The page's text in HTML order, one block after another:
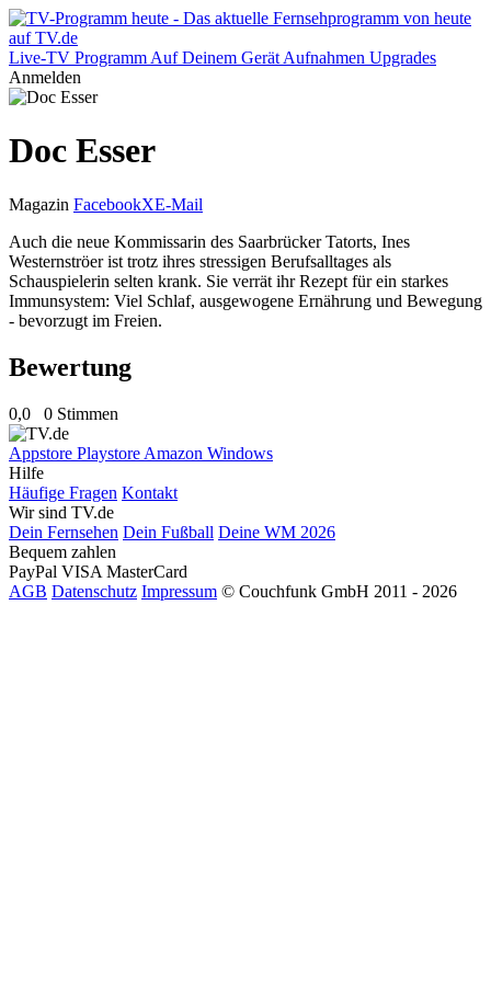
Live-TV Programm Auf Deinem Gerät Aufnahmen Upgrades
Anmelden
Doc Esser
Magazin FacebookXE-Mail
Auch die neue Kommissarin des Saarbrücker Tatorts, Ines
Westernströer ist trotz ihres stressigen Berufsalltages als
Schauspielerin selten krank. Sie verrät ihr Rezept für ein starkes
Immunsystem: Viel Schlaf, ausgewogene Ernährung und Bewegung
- bevorzugt im Freien.
Bewertung
0,0 0 Stimmen
Appstore Playstore Amazon Windows
Hilfe
Häufige Fragen Kontakt
Wir sind TV.de
Dein Fernsehen Dein Fußball Deine WM 2026
Bequem zahlen
PayPal VISA MasterCard
AGB Datenschutz Impressum © Couchfunk GmbH 2011 - 2026